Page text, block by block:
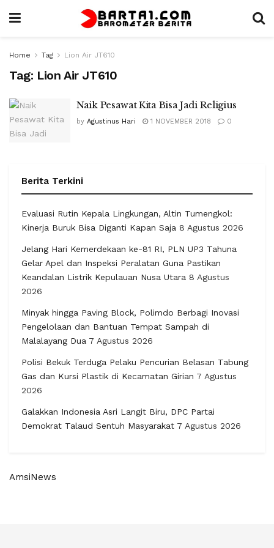
Home Tag Lion Air JT610
Tag: Lion Air JT610
Naik Pesawat Kita Bisa Jadi Religius
by Agustinus Hari 1 NOVEMBER 2018 0
Berita Terkini
Evaluasi Rutin Kepala Lingkungan, Altin Tumengkol:
Kinerja Buruk Bisa Diganti Kapan Saja 8 Agustus 2026
Jelang Hari Kemerdekaan ke-81 RI, PLN UP3 Tahuna
Gelar Apel dan Inspeksi Peralatan Guna Pastikan
Keandalan Listrik Kepulauan Nusa Utara 8 Agustus
2026
Minyak hingga Paving Block, Polimdo Berbagi Inovasi
Pengelolaan dan Bantuan Tempat Sampah di
Malalayang Dua 7 Agustus 2026
Polisi Bekuk Terduga Pelaku Pencurian Belasan Tabung
Gas dan Kursi Plastik di Kecamatan Girian 7 Agustus
2026
Galakkan Indonesia Asri Langit Biru, DPC Partai
Demokrat Talaud Sentuh Masyarakat 7 Agustus 2026
AmsiNews